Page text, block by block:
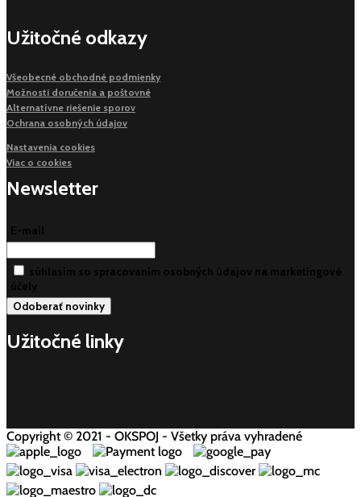
Užitočné odkazy
Všeobecné obchodné podmienky
Možnosti doručenia a poštovné
Alternatívne riešenie sporov
Ochrana osobných údajov
Nastavenia cookies
Viac o cookies
Newsletter
E-mail
súhlasim so spracovaním osobných údajov na marketingové
účely
Užitočné linky
Copyright © 2021 - OKSPOJ - Všetky práva vyhradené